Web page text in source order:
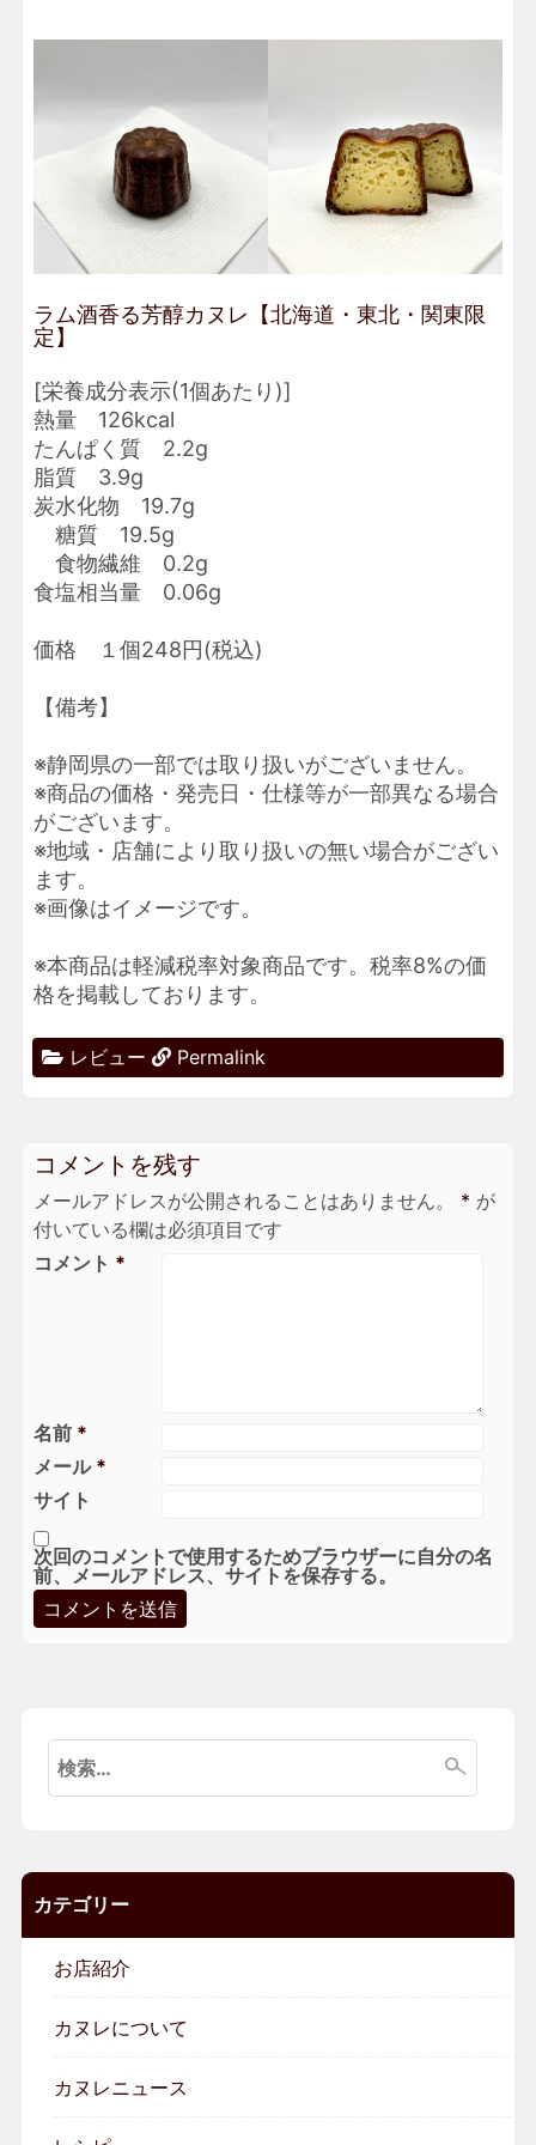
ラム酒香る芳醇カヌレ【北海道・東北・関東限
定】
[栄養成分表示(1個あたり)]
熱量 126kcal
たんぱく質 2.2g
脂質 3.9g
炭水化物 19.7g
糖質 19.5g
食物繊維 0.2g
食塩相当量 0.06g
価格 １個248円(税込)
【備考】
※静岡県の一部では取り扱いがございません。
※商品の価格・発売日・仕様等が一部異なる場合
がございます。
※地域・店舗により取り扱いの無い場合がござい
ます。
※画像はイメージです。
※本商品は軽減税率対象商品です。税率8%の価
格を掲載しております。
レビュー Permalink
コメントを残す
メールアドレスが公開されることはありません。 * が
付いている欄は必須項目です
コメント *
名前 *
メール *
サイト
次回のコメントで使用するためブラウザーに自分の名
前、メールアドレス、サイトを保存する。
検
索:
カテゴリー
お店紹介
カヌレについて
カヌレニュース